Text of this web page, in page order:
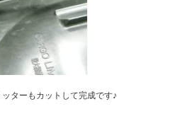
ターもカットして完成です♪